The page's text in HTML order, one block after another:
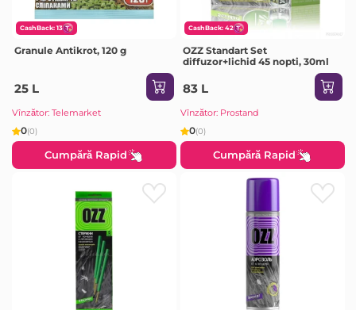
CashBack: 13
Granule Antikrot, 120 g
25 L
Vînzător: Telemarket
0(0)
Cumpără Rapid
CashBack: 42
OZZ Standart Set
diffuzor+lichid 45 nopti, 30ml
83 L
Vînzător: Prostand
0(0)
Cumpără Rapid